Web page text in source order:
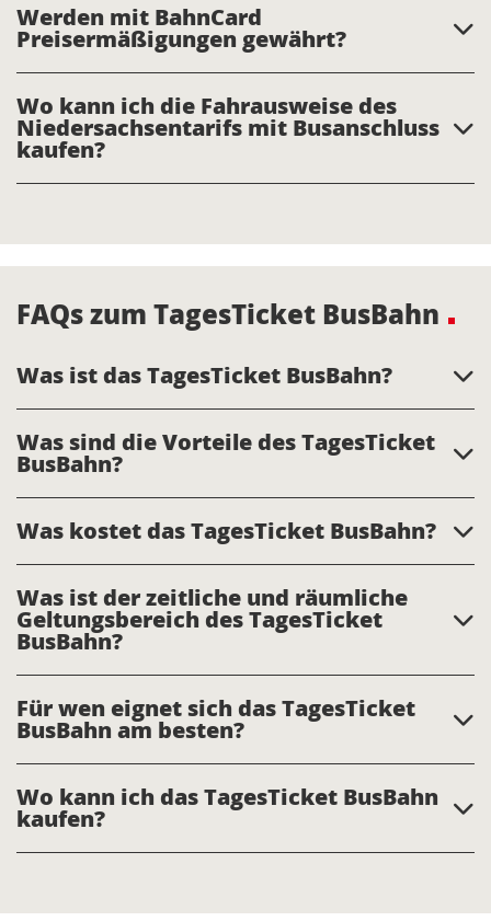
Werden mit BahnCard
Preisermäßigungen gewährt?
Wo kann ich die Fahrausweise des
Niedersachsentarifs mit Busanschluss
kaufen?
FAQs zum TagesTicket BusBahn
Was ist das TagesTicket BusBahn?
Was sind die Vorteile des TagesTicket
BusBahn?
Was kostet das TagesTicket BusBahn?
Was ist der zeitliche und räumliche
Geltungsbereich des TagesTicket
BusBahn?
Für wen eignet sich das TagesTicket
BusBahn am besten?
Wo kann ich das TagesTicket BusBahn
kaufen?